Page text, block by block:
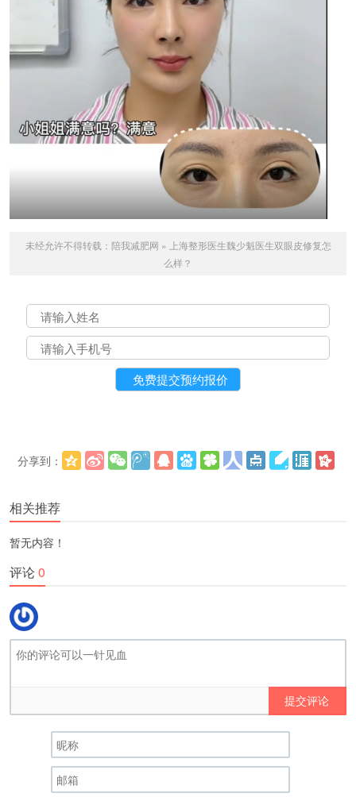
未经允许不得转载： 陪我减肥网 » 上海整形医生魏少魁医生双眼皮修复怎
么样？
分享到：
相关推荐
暂无内容！
评论0
提交评论